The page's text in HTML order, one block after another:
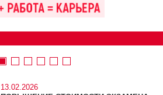
13.02.2026